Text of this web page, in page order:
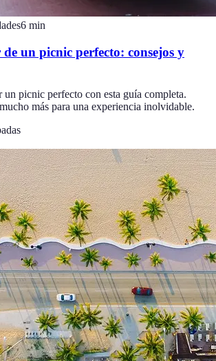
6 min
un picnic perfecto: consejos y
un picnic perfecto con esta guía completa.
más para una experiencia inolvidable.